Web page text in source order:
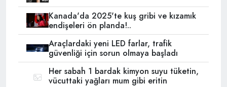
Kanada'da 2025'te kuş gribi ve kızamık
endişeleri ön planda!..
Araçlardaki yeni LED farlar, trafik
güvenliği için sorun olmaya başladı
Her sabah 1 bardak kimyon suyu tüketin,
vücuttaki yağları mum gibi eritin